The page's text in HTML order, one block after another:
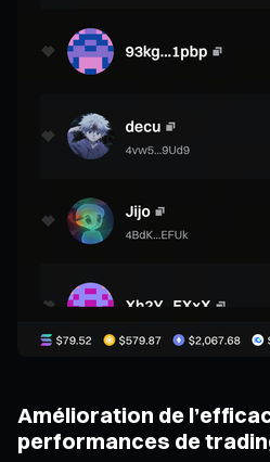
Amélioration de
performances de